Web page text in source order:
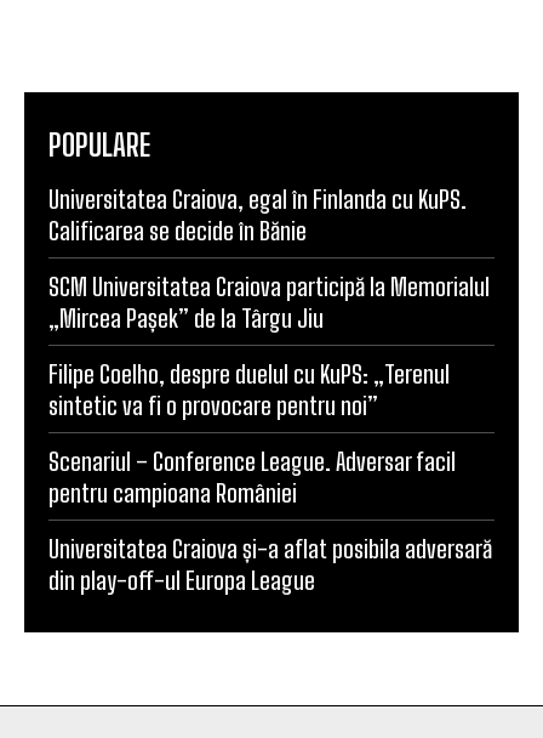
POPULARE
Universitatea Craiova, egal în Finlanda cu KuPS.
Calificarea se decide în Bănie
SCM Universitatea Craiova participă la Memorialul
„Mircea Pașek” de la Târgu Jiu
Filipe Coelho, despre duelul cu KuPS: „Terenul
sintetic va fi o provocare pentru noi”
Scenariul – Conference League. Adversar facil
pentru campioana României
Universitatea Craiova și-a aflat posibila adversară
din play-off-ul Europa League